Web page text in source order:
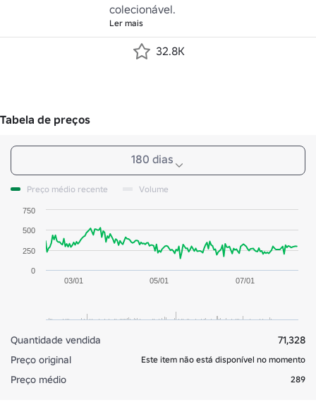
colecionável.
Ler mais
32.8K
Tabela de preços
180 dias
Preço médio recente Volume
03/01 05/01 07/01
0
250
500
750
Quantidade vendida
71,328
Preço original
Este item não está disponível no momento
Preço médio 289